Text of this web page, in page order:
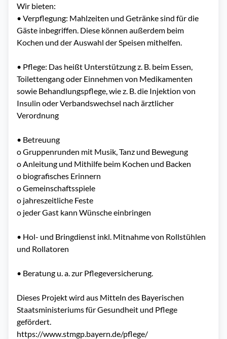
Wir bieten:
•	Verpflegung: Mahlzeiten und Getränke sind für die
Gäste inbegriffen. Diese können außerdem beim
Kochen und der Auswahl der Speisen mithelfen.
•	Pflege: Das heißt Unterstützung z. B. beim Essen,
Toilettengang oder Einnehmen von Medikamenten
sowie Behandlungspflege, wie z. B. die Injektion von
Insulin oder Verbandswechsel nach ärztlicher
Verordnung
•	Betreuung
o	Gruppenrunden mit Musik, Tanz und Bewegung
o	Anleitung und Mithilfe beim Kochen und Backen
o	biografisches Erinnern
o	Gemeinschaftsspiele
o	jahreszeitliche Feste
o	jeder Gast kann Wünsche einbringen
•	Hol- und Bringdienst inkl. Mitnahme von Rollstühlen
und Rollatoren
•	Beratung u. a. zur Pflegeversicherung.
Dieses Projekt wird aus Mitteln des Bayerischen
Staatsministeriums für Gesundheit und Pflege
gefördert.
https://www.stmgp.bayern.de/pflege/